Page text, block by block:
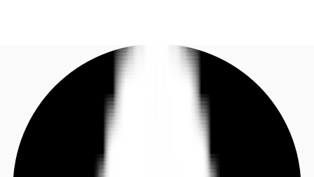
Investieren
Marktinformationen
Jetzt anrufen Kontaktieren Sie uns